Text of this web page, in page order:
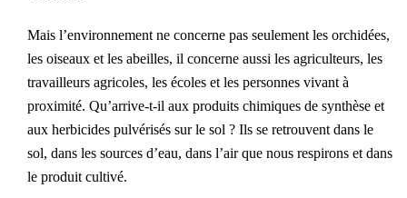
Mais l’environnement ne concerne pas seulement les orchidées,
les oiseaux et les abeilles, il concerne aussi les agriculteurs, les
travailleurs agricoles, les écoles et les personnes vivant à
proximité. Qu’arrive-t-il aux produits chimiques de synthèse et
aux herbicides pulvérisés sur le sol ? Ils se retrouvent dans le
sol, dans les sources d’eau, dans l’air que nous respirons et dans
le produit cultivé.